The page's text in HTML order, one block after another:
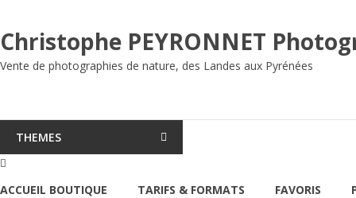
contenu
Christophe PEYRONNET
Vente de photographies de nature, des Landes aux Pyrénées
THEMES
ACCUEIL BOUTIQUE TARIFS & FORMATS FAVORIS